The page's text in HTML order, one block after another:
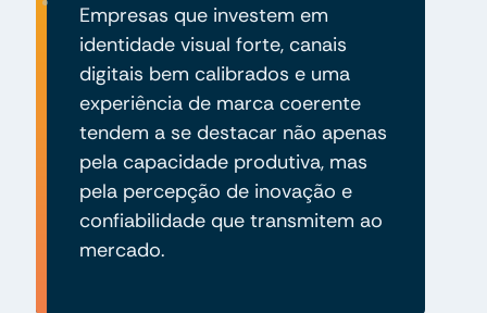
Empresas que investem em
identidade visual forte, canais
digitais bem calibrados e uma
experiência de marca coerente
tendem a se destacar não apenas
pela capacidade produtiva, mas
pela percepção de inovação e
confiabilidade que transmitem ao
mercado.